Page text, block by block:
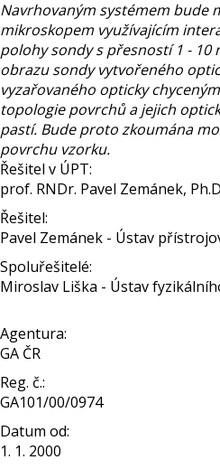
Navrhovaným systémem bude
mikroskopem využívajícím
polohy sondy s přesností 1 -
obrazu sondy vytvořeného
vyzařovaného opticky
topologie povrchů a jejich
pastí. Bude proto zkoumána
povrchu vzorku.
Řešitel v ÚPT:
prof. RNDr. Pavel Zemánek,
Řešitel:
Pavel Zemánek - Ústav
Spoluřešitelé:
Miroslav Liška - Ústav
Agentura:
GA ČR
Reg. č.:
GA101/00/0974
Datum od:
1. 1. 2000